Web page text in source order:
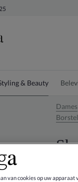
& Beauty
Dames
van cookies op uw apparaat